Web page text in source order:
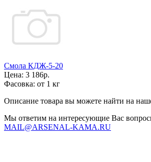
Смола КДЖ-5-20
Цена: 3 186р.
Фасовка: от 1 кг
Описание товара вы можете найти на
Мы ответим на интересующие Вас
MAIL@ARSENAL-KAMA.RU